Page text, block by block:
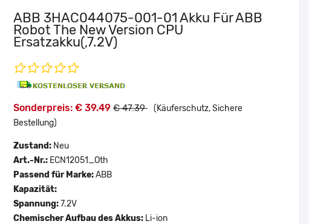
ABB 3HAC044075-001-01 Akku Für ABB
Robot The New Version CPU
Ersatzakku(,7.2V)
Sonderpreis: € 39.49 € 47.39 (Käuferschutz, Sichere
Bestellung)
Zustand: Neu
Art.-Nr.: ECN12051_Oth
Passend für Marke:ABB
Kapazität:
Spannung:7.2V
Chemischer Aufbau des Akkus: Li-ion